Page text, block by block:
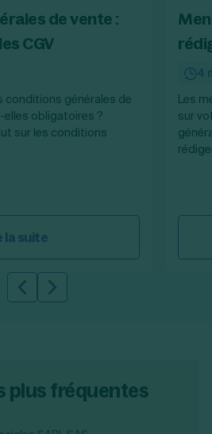
de vente :
CGV
conditions générales de
elles obligatoires ?
sur les conditions
la suite
4
Les
sur
Slide précédente
Slide suivante
plus fréquentes